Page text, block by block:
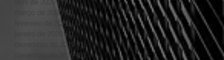
março de 2020 (2)2 posts
fevereiro de 2020 (1)1 post
janeiro de 2020 (1)1 post
dezembro de 2019 (1)1 post
novembro de 2019 (3) 3 posts